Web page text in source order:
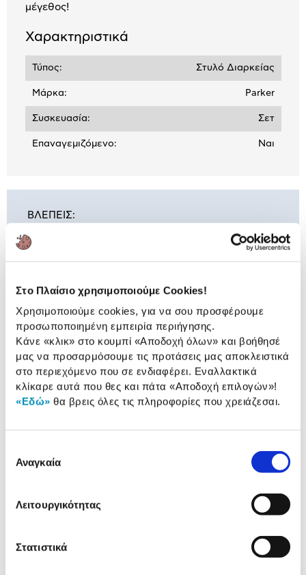
Στο Πλαίσιο χρησιμοποιούμε Cookies!
Χρησιμοποιούμε cookies, για να σου προσφέρουμε
προσωποποιημένη εμπειρία περιήγησης.
Κάνε «κλικ» στο κουμπί «Αποδοχή όλων» και βοήθησέ
μας να προσαρμόσουμε τις προτάσεις μας αποκλειστικά
στο περιεχόμενο που σε ενδιαφέρει. Εναλλακτικά
κλίκαρε αυτά που θες και πάτα «Αποδοχή επιλογών»!
«Εδώ» θα βρεις όλες τις πληροφορίες που χρειάζεσαι.
συγκατάθεσης
Αναγκαία
Λειτουργικότητας
Στατιστικά
μέγεθος!
Χαρακτηριστικά
Τύπος: Στυλό Διαρκείας
Μάρκα: Parker
Συσκευασία: Σετ
Επαναγεμιζόμενο: Ναι
ΒΛΕΠΕΙΣ:
Parker Στυλό Διαρκείας Jotter CT
Συνδύασέ το με
Parker Ανταλλακτικό για Στυλό
Διαρκείας
Αναλυτική